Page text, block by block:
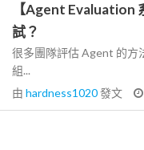
【Agent Evaluation
試？
很多團隊評估 Agent 的方
組...
由 hardness1020發文